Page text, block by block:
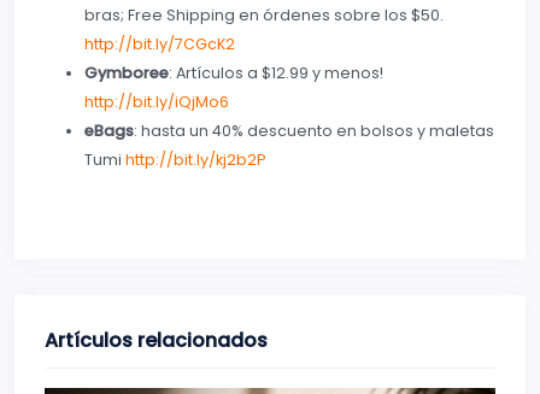
bras; Free Shipping en órdenes sobre los $50.
http://bit.ly/7CGcK2
Gymboree: Artículos a $12.99 y menos!
http://bit.ly/iQjMo6
eBags: hasta un 40% descuento en bolsos y maletas
Tumi http://bit.ly/kj2b2P
Artículos relacionados